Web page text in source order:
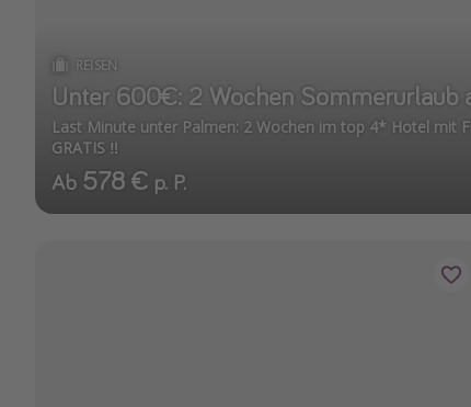
REISEN
Unter 600€: 2 Wochen Sommerurlaub
Last Minute unter Palmen: 2 Wochen im top 4* Hotel mit Flügen ✈️ | Kids
GRATIS ‼️
Ab 578 € p. P.